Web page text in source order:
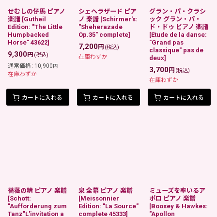
せむしの仔馬 ピアノ
楽譜 [Gutheil
Edition: "The Little
Humpbacked
Horse" 43622]
9,300円 (税込)
通常価格 : 10,900円
在庫わずか
カートに入れる
シェヘラザード ピア
ノ 楽譜 [Schirmer's:
"Sheherazade
Op.35" complete]
7,200円 (税込)
在庫わずか
カートに入れる
グラン・パ・クラシ
ック グラン・パ・
ド・ドゥ ピアノ 楽譜
[Etude de la danse:
"Grand pas
classique" pas de
deux]
3,700円 (税込)
在庫わずか
カートに入れる
薔薇の精 ピアノ 楽譜
[Schott:
"Aufforderung zum
Tanz"L'invitation a
泉 全幕 ピアノ 楽譜
[Meissonnier
Edition: "La Source"
complete 45333]
ミューズを率いるア
ポロ ピアノ 楽譜
[Boosey & Hawkes:
"Apollon